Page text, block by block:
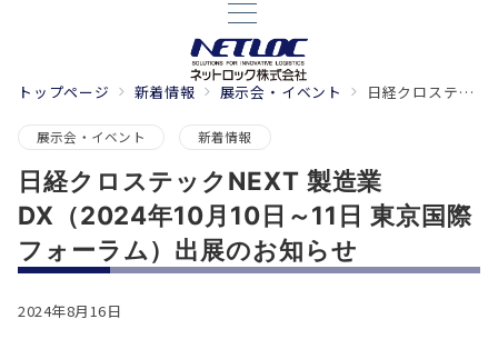
トップページ 新着情報 展示会・イベント 日経クロステックNEXT 製造業DX（2024年10月10日～11日 東京国際フォーラム）出展のお知らせ
展示会・イベント 新着情報
日経クロステックNEXT 製造業
DX（2024年10月10日～11日 東京国際
フォーラム）出展のお知らせ
2024年8月16日